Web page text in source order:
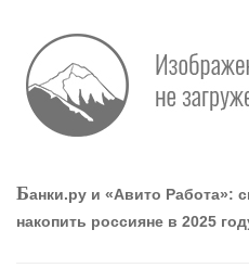
Работа мечты. Что банки
привлечь и удержать
Банки.ру и «Авито Работа»:
накопить россияне в 2025